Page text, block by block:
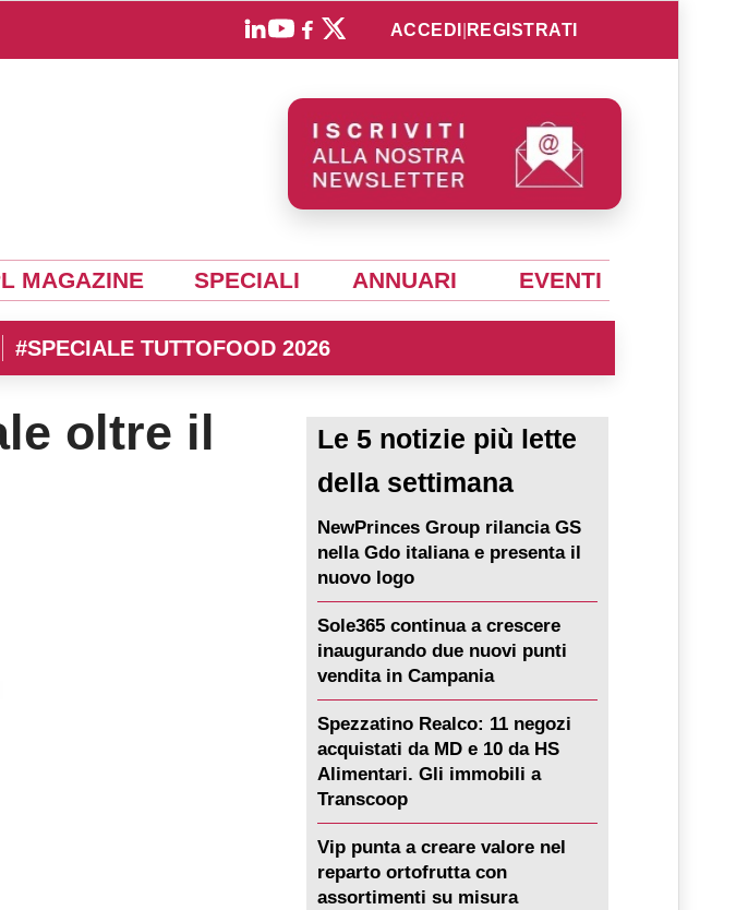
ACCEDI REGISTRATI
MAGAZINE SPECIALI ANNUARI EVENTI
#SPECIALE TUTTOFOOD 2026
oltre il
Le 5 notizie più lette
della settimana
NewPrinces Group rilancia GS
nella Gdo italiana e presenta il
nuovo logo
Sole365 continua a crescere
inaugurando due nuovi punti
vendita in Campania
Spezzatino Realco: 11 negozi
acquistati da MD e 10 da HS
Alimentari. Gli immobili a
Transcoop
Vip punta a creare valore nel
reparto ortofrutta con
assortimenti su misura